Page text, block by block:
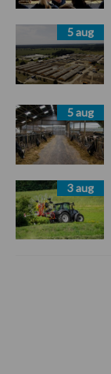
5 aug
5 aug
3 aug